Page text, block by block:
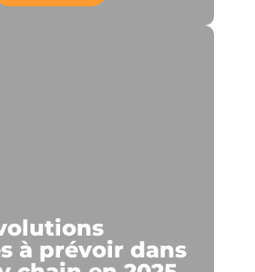
à prévoir dans